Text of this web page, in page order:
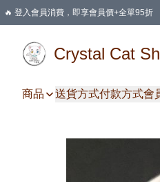
🔥 登入會員消費，即享會員價+全單95折
Crystal Cat
商品 送貨方式付款方式會